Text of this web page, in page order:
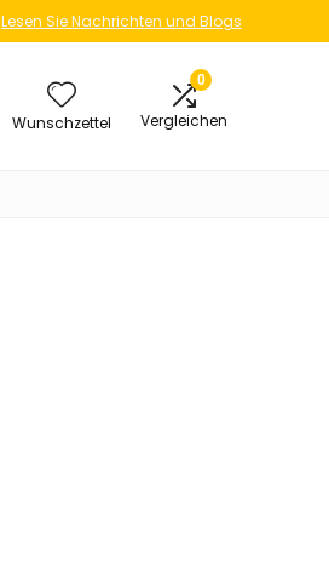
Lesen Sie Nachrichten und Blogs
Wunschzettel
0
Vergleichen